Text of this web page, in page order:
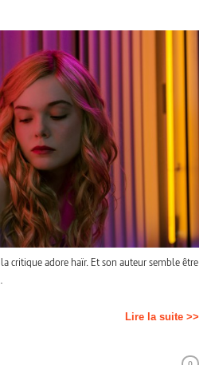
critique adore haïr. Et son auteur semble être
Lire la suite >>